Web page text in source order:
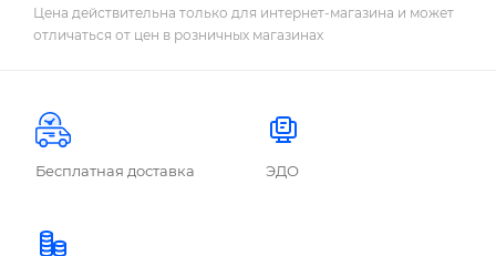
Цена действительна только для интернет-магазина и может
отличаться от цен в розничных магазинах
Бесплатная доставка ЭДО